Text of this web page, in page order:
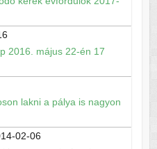
2016. május 22-én 17
lakni a pálya is nagyon
02-06